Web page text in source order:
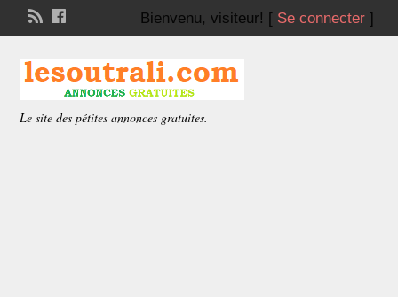
Bienvenu, visiteur! [ Se connecter]
Le site des pétites annonces gratuites.